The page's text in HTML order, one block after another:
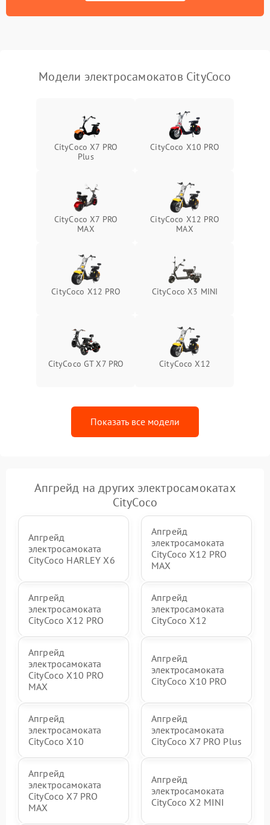
Модели электросамокатов CityCoco
CityCoco X7 PRO
Plus
CityCoco X10 PRO
CityCoco X7 PRO
MAX
CityCoco X12 PRO
MAX
CityCoco X12 PRO CityCoco X3 MINI
CityCoco GT X7 PRO CityCoco X12
Показать все модели
Апгрейд на других электросамокатах
CityCoco
Апгрейд
электросамоката
CityCoco HARLEY X6
Апгрейд
электросамоката
CityCoco X12 PRO
MAX
Апгрейд
электросамоката
CityCoco X12 PRO
Апгрейд
электросамоката
CityCoco X12
Апгрейд
электросамоката
CityCoco X10 PRO
MAX
Апгрейд
электросамоката
CityCoco X10 PRO
Апгрейд
электросамоката
CityCoco X10
Апгрейд
электросамоката
CityCoco X7 PRO Plus
Апгрейд
электросамоката
CityCoco X7 PRO
MAX
Апгрейд
электросамоката
CityCoco X2 MINI